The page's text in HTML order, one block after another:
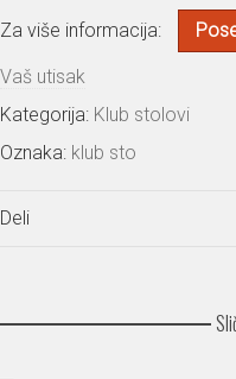
Za više informacija:
Vaš utisak
Kategorija: Klub stolovi
Oznaka: klub sto
Deli